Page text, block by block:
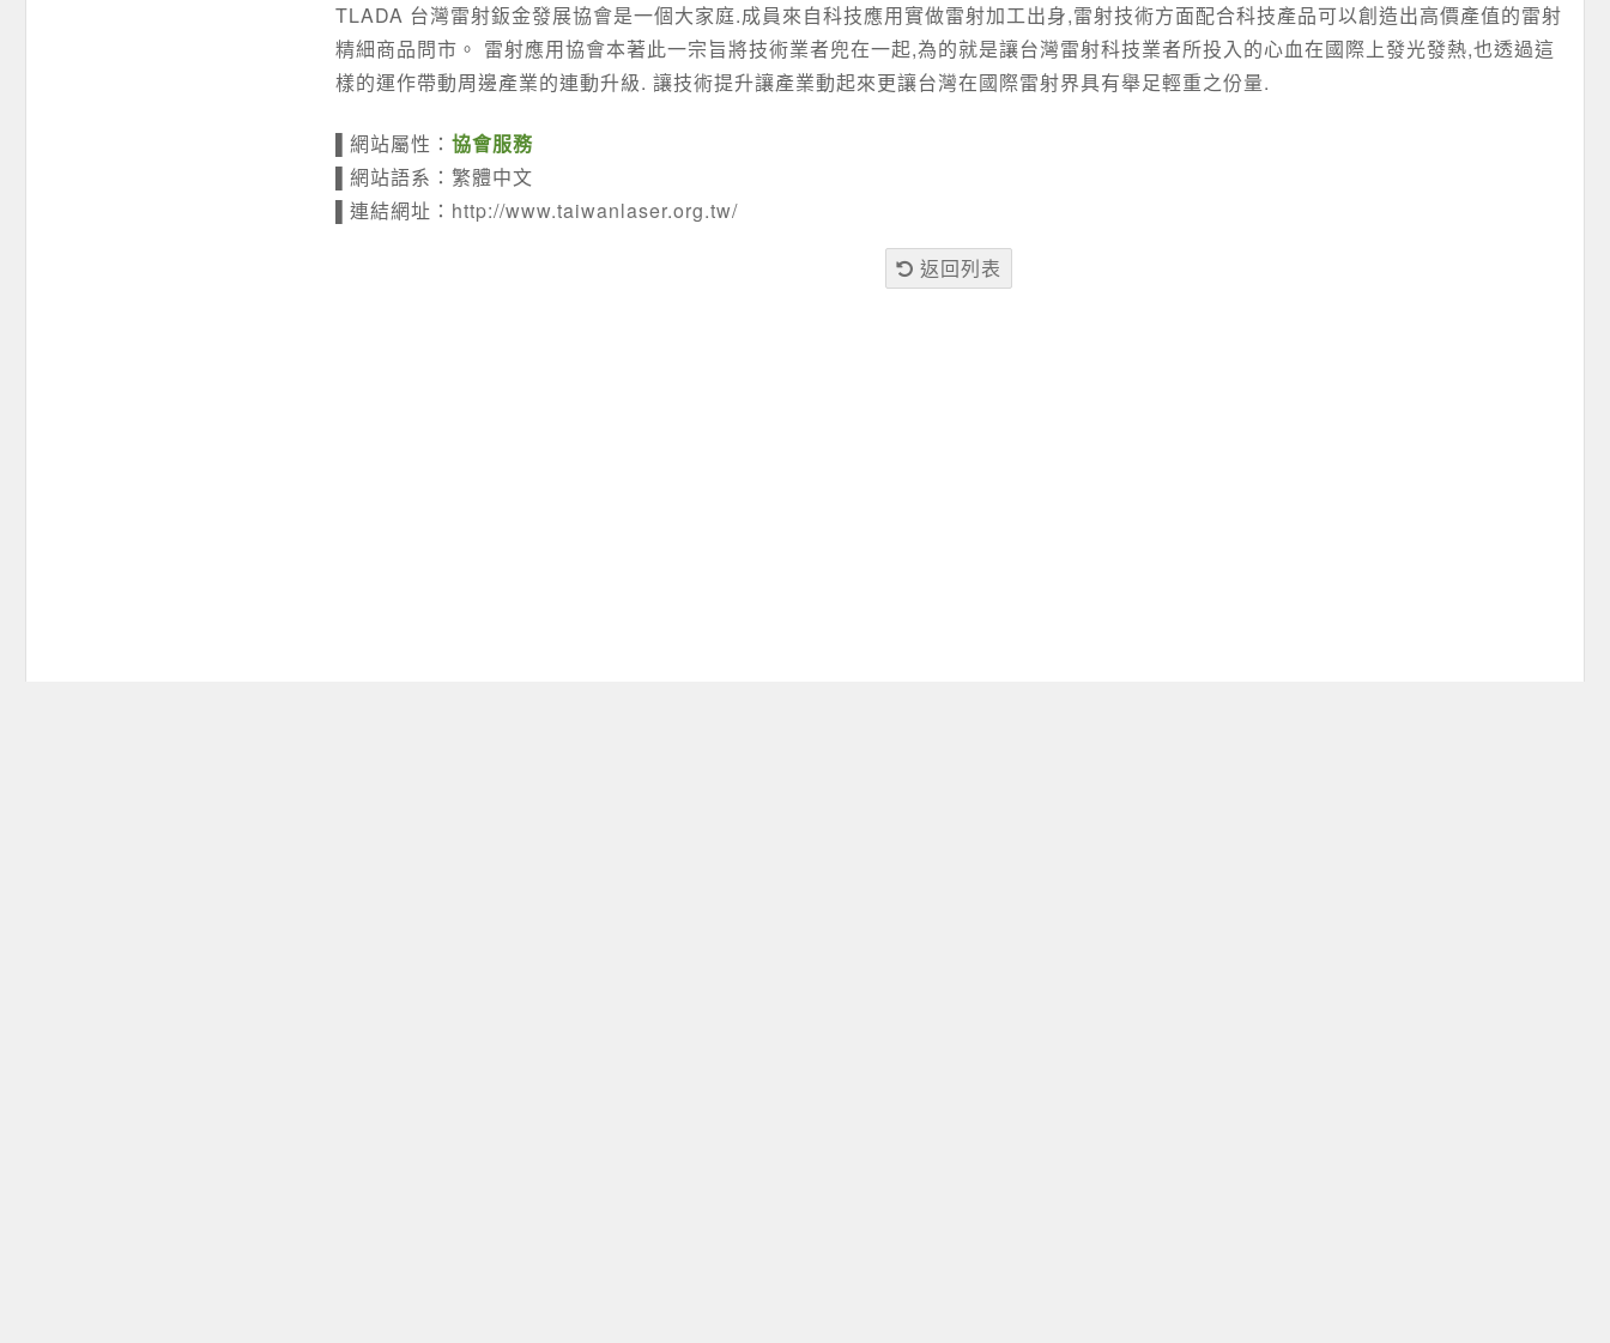
TLADA 台灣雷射鈑金發展協會是一個大家庭.成員來自科技應用實做雷射加工出身,雷射技術方面配合科技產品可以創造出高價產值的雷射
精細商品問市。 雷射應用協會本著此一宗旨將技術業者兜在一起,為的就是讓台灣雷射科技業者所投入的心血在國際上發光發熱,也透過這
樣的運作帶動周邊產業的連動升級. 讓技術提升讓產業動起來更讓台灣在國際雷射界具有舉足輕重之份量.
▌網站屬性： 協會服務
▌網站語系：繁體中文
▌連結網址： http://www.taiwanlaser.org.tw/
返回列表